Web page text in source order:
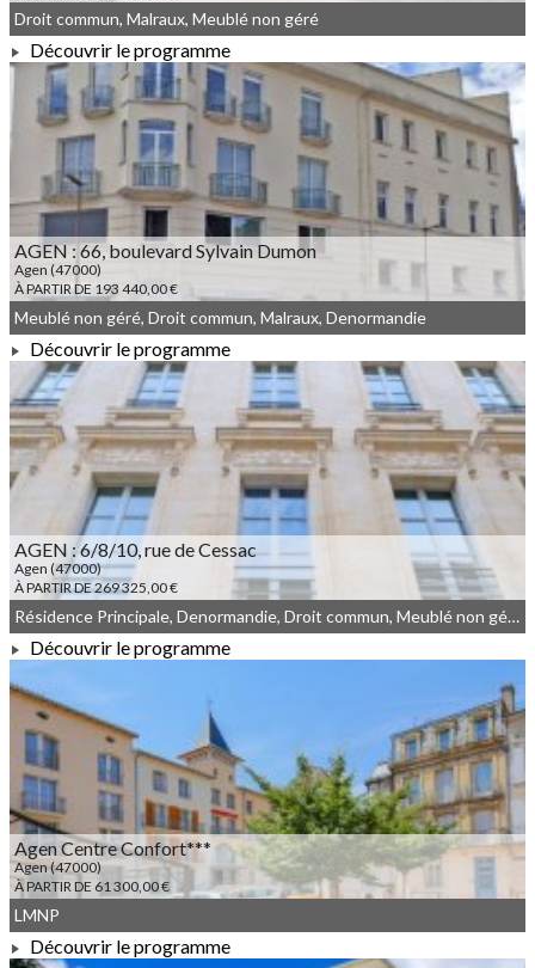
À PARTIR DE 278 100,00 €
Droit commun, Malraux, Meublé non géré
Découvrir le programme
AGEN : 66, boulevard Sylvain Dumon
Agen (47000)
À PARTIR DE 193 440,00 €
À PARTIR DE 193 440,00 €
Meublé non géré, Droit commun, Malraux, Denormandie
Découvrir le programme
AGEN : 6/8/10, rue de Cessac
Agen (47000)
À PARTIR DE 269 325,00 €
À PARTIR DE 269 325,00 €
Résidence Principale, Denormandie, Droit commun, Meublé non géré
Découvrir le programme
Agen Centre Confort***
Agen (47000)
À PARTIR DE 61 300,00 €
LMNP
Découvrir le programme